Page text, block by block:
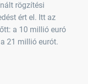
rögzítési
ért el. Itt az
a 10 millió euró
21 millió eurót.